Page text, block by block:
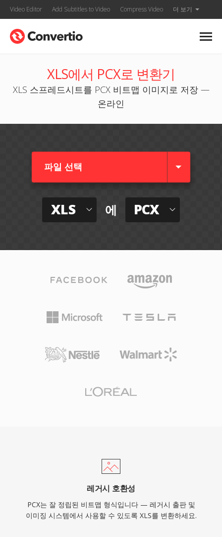
Video Editor Add Subtitles to Video Compress Video 더 보기
XLS에서 PCX로 변환기
XLS 스프레드시트를 PCX 비트맵 이미지로 저장 —
온라인
파일 선택
XLS 에 PCX
레거시 호환성
PCX는 잘 정립된 비트맵 형식입니다 — 레거시 출판 및
이미징 시스템에서 사용할 수 있도록 XLS를 변환하세요.